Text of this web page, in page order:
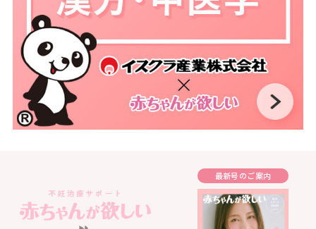
最新号のご案内